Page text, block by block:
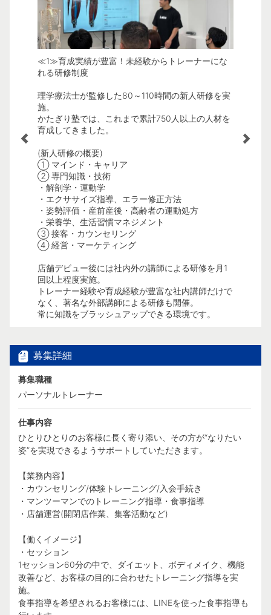
4月時
≪1≫育成実績が豊富！未経験からトレーナーにな
れる研修制度
理学療法士が監修した80～110時間の新人研修を実
施。
かたぎり塾では、これまで累計750人以上の人材を
育成してきました。
(新人研修の概要)
① マインド・キャリア
② 専門知識・技術
・解剖学・運動学
・エクササイズ指導、エラー修正方法
・姿勢評価・産前産後・高齢者の運動処方
・栄養学、生活習慣マネジメント
③ 接客・カウンセリング
④ 経営・マーケティング
店舗デビュー後には社内外の講師による研修を月1
回以上程度実施。
トレーナー経験や育成経験が豊富な社内講師だけで
なく、著名な外部講師による研修も開催。
常に知識をブラッシュアップできる環境です。
①セッ
募集詳細
募集職種
パーソナルトレーナー
仕事内容
ひとりひとりのお客様に長く寄り添い、その方が“なりたい
姿”を実現できるようサポートしていただきます。
【業務内容】
・カウンセリング/体験トレーニング/入会手続き
・マンツーマンでのトレーニング指導・食事指導
・店舗運営(開閉店作業、集客活動など)
【働くイメージ】
・セッション
1セッション60分の中で、ダイエット、ボディメイク、機能
改善など、お客様の目的に合わせたトレーニング指導を実
施。
食事指導を希望されるお客様には、LINEを使った食事指導も